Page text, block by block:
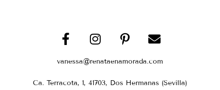
vanessa@renataenamorada.com
Ca. Terracota, 1, 41703, Dos Hermanas (Sevilla)